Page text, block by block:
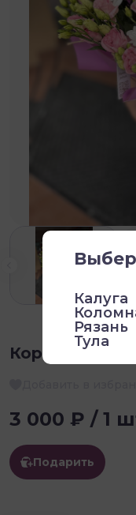
Коробка
3 000 ₽ / 1
Подарить
Калуга
Рязань
Тула